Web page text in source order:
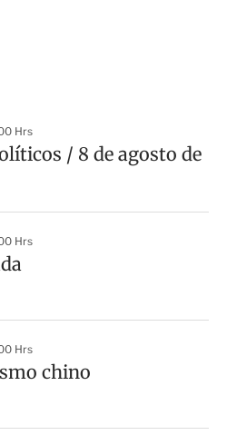
Hrs
/ 8 de agosto de
Hrs
Hrs
chino